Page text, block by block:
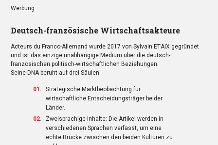
Werbung
Deutsch-französische Wirtschaftsakteure
Acteurs du Franco-Allemand wurde 2017 von Sylvain ETAIX gegründet
und ist das einzige unabhängige Medium über die deutsch-
französischen politisch-wirtschaftlichen Beziehungen.
Seine DNA beruht auf drei Säulen:
Strategische Marktbeobachtung für
wirtschaftliche Entscheidungsträger beider
Länder.
Zweisprachige Inhalte: Die Artikel werden in
verschiedenen Sprachen verfasst, um eine
echte Brücke zwischen den beiden Kulturen zu